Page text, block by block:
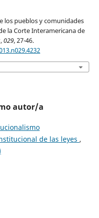
los pueblos y comunidades
la Corte Interamericana de
,029, 27-46.
autor/a
de las leyes ,